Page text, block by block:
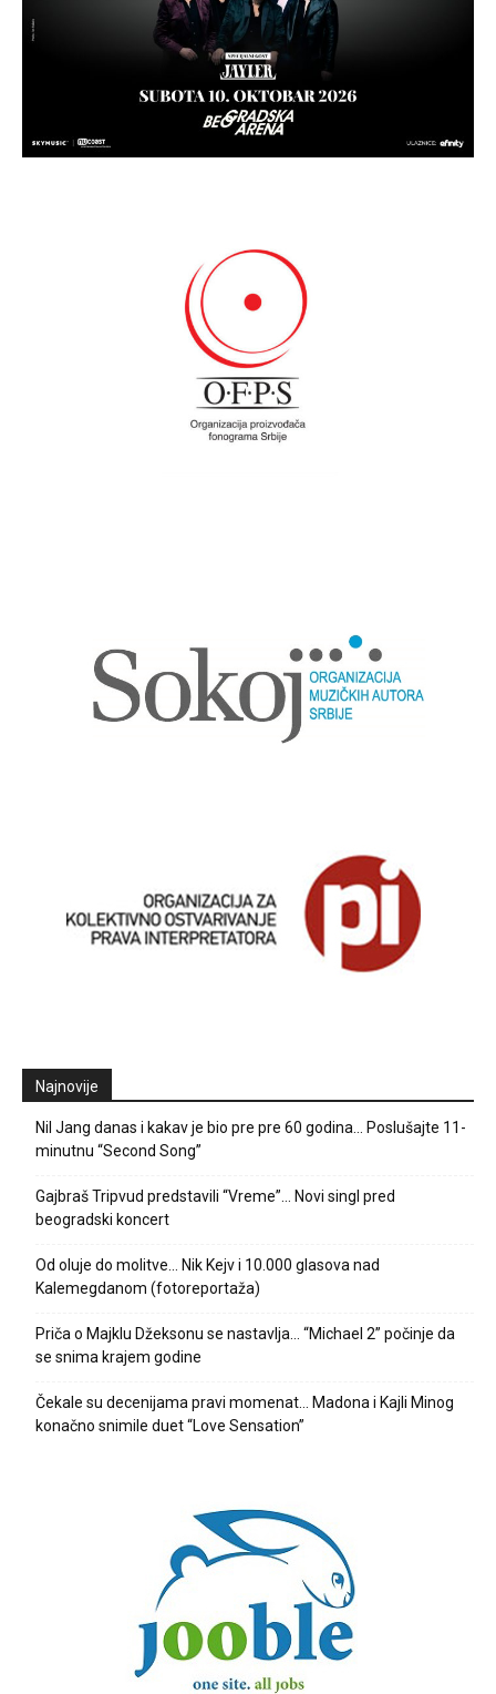
Najnovije
Nil Jang danas i kakav je bio pre pre 60 godina… Poslušajte 11-
minutnu “Second Song”
Gajbraš Tripvud predstavili “Vreme”… Novi singl pred
beogradski koncert
Od oluje do molitve… Nik Kejv i 10.000 glasova nad
Kalemegdanom (fotoreportaža)
Priča o Majklu Džeksonu se nastavlja… “Michael 2” počinje da
se snima krajem godine
Čekale su decenijama pravi momenat… Madona i Kajli Minog
konačno snimile duet “Love Sensation”